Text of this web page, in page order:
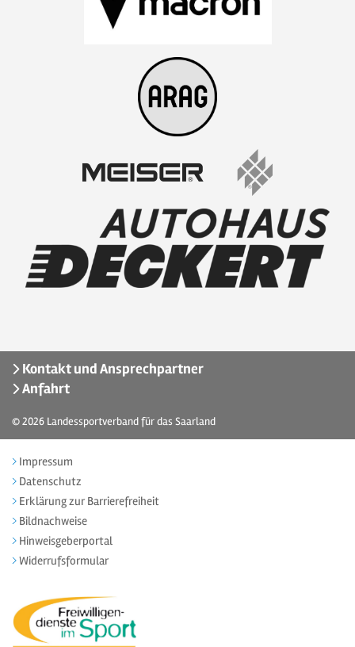
Kontakt und Ansprechpartner
Anfahrt
© 2026 Landessportverband für das Saarland
Impressum
Datenschutz
Erklärung zur Barrierefreiheit
Bildnachweise
Hinweisgeberportal
Widerrufsformular